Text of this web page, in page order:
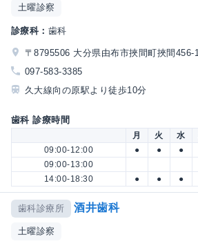
土曜診察
診療科： 歯科
〒8795506 大分県由布市挾間町挾間456-1
097-583-3385
久大線向の原駅より徒歩10分
歯科 診療時間
月 火 水
09:00-12:00
● ● ●
09:00-13:00
14:00-18:30
● ● ●
歯科診療所 酒井歯科
土曜診察